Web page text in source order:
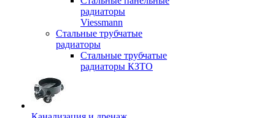
радиаторы
Viessmann
Стальные трубчатые
радиаторы
Стальные трубчатые
радиаторы КЗТО